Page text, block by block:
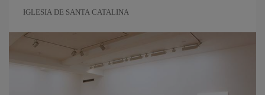
IGLESIA DE SANTA CATALINA